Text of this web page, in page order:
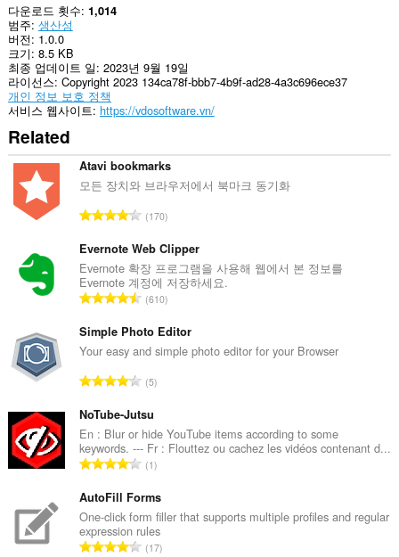
다운로드 횟수 1,014
범주 생산성
버전 1.0.0
크기 8.5 KB
최종 업데이트 일 2023년 9월 19일
라이선스 Copyright 2023 134ca78f-bbb7-4b9f-ad28-4a3c696ece37
개인 정보 보호 정책
서비스 웹사이트 https://vdosoftware.vn/
Related
Atavi bookmarks
모든 장치와 브라우저에서 북마크 동기화
총
급
수
:
170
Evernote Web Clipper
Evernote 확장 프로그램을 사용해 웹에서 본 정보를
Evernote 계정에 저장하세요.
총
급
수
610
Simple Photo Editor
Your easy and simple photo editor for your Browser
총
급
수
:
5
NoTube-Jutsu
En : Blur or hide YouTube items according to some
keywords. --- Fr : Flouttez ou cachez les vidéos contenant d...
총
급
수
:
1
AutoFill Forms
One-click form filler that supports multiple profiles and regular
expression rules
총17